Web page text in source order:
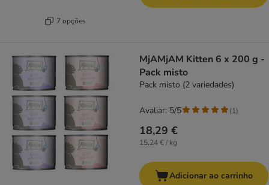
7 opções
MjAMjAM Kitten 6 x 200 g -
Pack misto
Pack misto (2 variedades)
18,29 €
15,24 € / kg
Avaliar: 5/5 (1)
Adicionar ao carrinho